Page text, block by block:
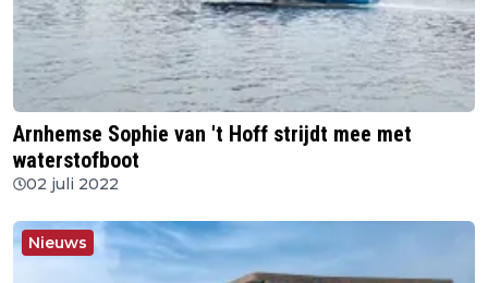
Arnhemse Sophie van 't Hoff strijdt mee met
waterstofboot
02 juli 2022
Nieuws